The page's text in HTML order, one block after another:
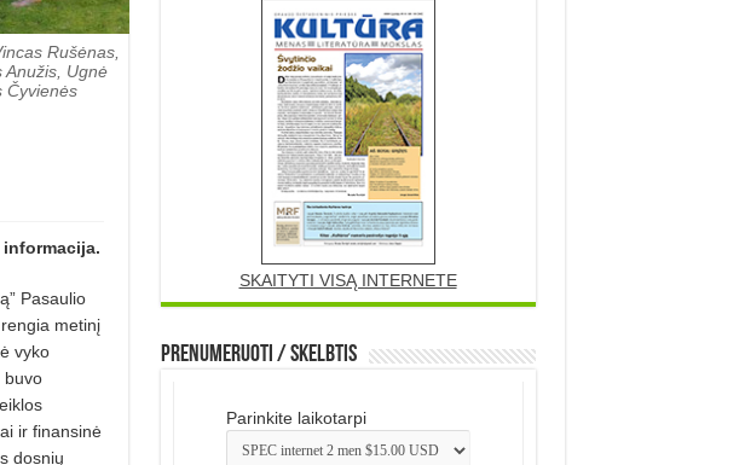
Rušėnas,
Anužis, Ugnė
Čyvienės
Pasaulio
metinį
vyko
buvo
ir finansinė
dosnių
SKAITYTI VISĄ INTERNETE
Prenumeruoti / Skelbtis
Parinkite laikotarpi